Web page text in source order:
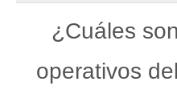
¿Cuáles
operativos